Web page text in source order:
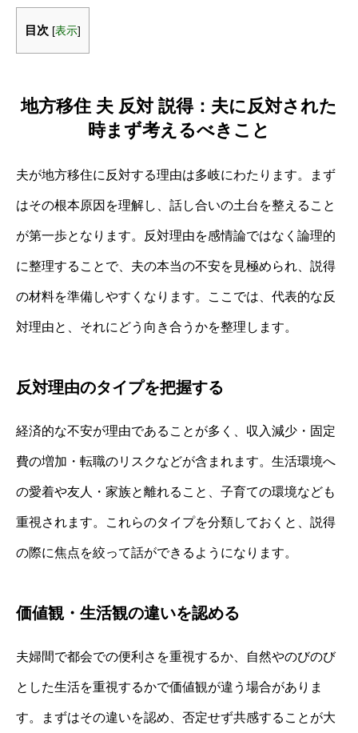
目次 [表示]
地方移住 夫 反対 説得：夫に反対された
時まず考えるべきこと
夫が地方移住に反対する理由は多岐にわたります。まず
はその根本原因を理解し、話し合いの土台を整えること
が第一歩となります。反対理由を感情論ではなく論理的
に整理することで、夫の本当の不安を見極められ、説得
の材料を準備しやすくなります。ここでは、代表的な反
対理由と、それにどう向き合うかを整理します。
反対理由のタイプを把握する
経済的な不安が理由であることが多く、収入減少・固定
費の増加・転職のリスクなどが含まれます。生活環境へ
の愛着や友人・家族と離れること、子育ての環境なども
重視されます。これらのタイプを分類しておくと、説得
の際に焦点を絞って話ができるようになります。
価値観・生活観の違いを認める
夫婦間で都会での便利さを重視するか、自然やのびのび
とした生活を重視するかで価値観が違う場合がありま
す。まずはその違いを認め、否定せず共感することが大